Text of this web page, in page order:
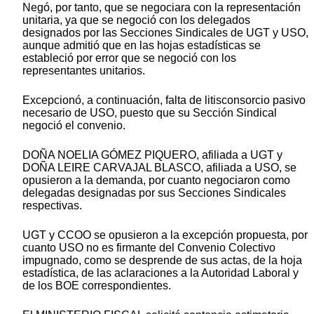
Negó, por tanto, que se negociara con la representación
unitaria, ya que se negoció con los delegados
designados por las Secciones Sindicales de UGT y USO,
aunque admitió que en las hojas estadísticas se
estableció por error que se negoció con los
representantes unitarios.
Excepcionó, a continuación, falta de litisconsorcio pasivo
necesario de USO, puesto que su Sección Sindical
negoció el convenio.
DOÑA NOELIA GÓMEZ PIQUERO, afiliada a UGT y
DOÑA LEIRE CARVAJAL BLASCO, afiliada a USO, se
opusieron a la demanda, por cuanto negociaron como
delegadas designadas por sus Secciones Sindicales
respectivas.
UGT y CCOO se opusieron a la excepción propuesta, por
cuanto USO no es firmante del Convenio Colectivo
impugnado, como se desprende de sus actas, de la hoja
estadística, de las aclaraciones a la Autoridad Laboral y
de los BOE correspondientes.